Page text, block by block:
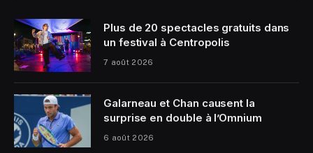
Plus de 20 spectacles gratuits dans
un festival à Centropolis
7 août 2026
Galarneau et Chan causent la
surprise en double à l’Omnium
6 août 2026